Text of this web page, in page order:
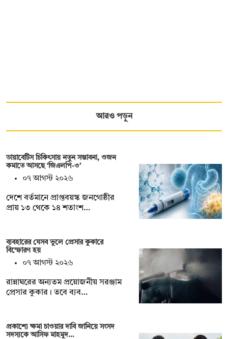
আরও পড়ুন
ডায়াবেটিস চিকিৎসায় নতুন সম্ভাবনা, ওজন
কমাতে আসছে ‘জিএলপি-৩’
০৭ আগস্ট ২০২৬
দেশে বর্তমানে প্রাপ্তবয়স্ক জনগোষ্ঠীর
প্রায় ১৩ থেকে ১৪ শতাংশ…
ব্যবহারের যেসব ভুলে প্রেসার কুকারে
বিস্ফোরণ হয়
০৭ আগস্ট ২০২৬
রান্নাঘরের অন্যতম প্রয়োজনীয় সরঞ্জাম
প্রেসার কুকার। তবে ব্যব…
প্রকাশ্যে ক্ষমা চাওয়ার দাবি জানিয়ে সংসদ
সদস্যকে আসিফ মাহমুদ…